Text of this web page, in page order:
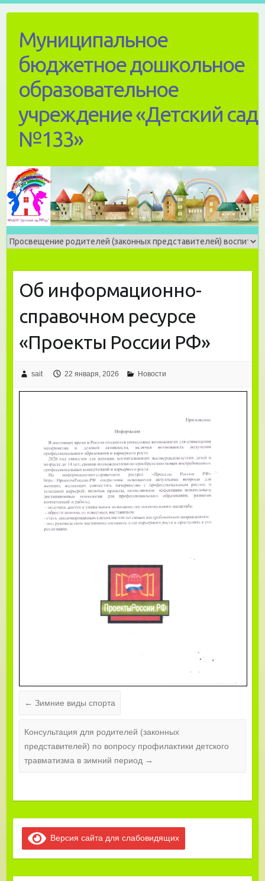
contentМуниципальное
бюджетное дошкольное
образовательное
учреждение «Детский сад
№133»
Об информационно-
справочном ресурсе
«Проекты России РФ»
sait 22 января, 2026 Новости
← Зимние виды спорта
Консультация для родителей (законных
представителей) по вопросу профилактики детского
травматизма в зимний период →
Версия сайта для слабовидящих